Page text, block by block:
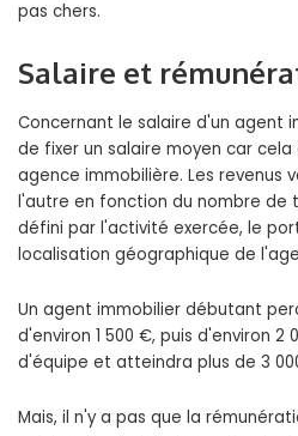
pas chers.
Salaire et
Concernant le salaire d'un agent
de fixer un salaire moyen car
agence immobilière. Les revenus
l'autre en fonction du nombre de
défini par l'activité exercée, le
localisation géographique de
Un agent immobilier débutant
d'environ 1 500 €, puis d'environ
d'équipe et atteindra plus de 3
Mais, il n'y a pas que la